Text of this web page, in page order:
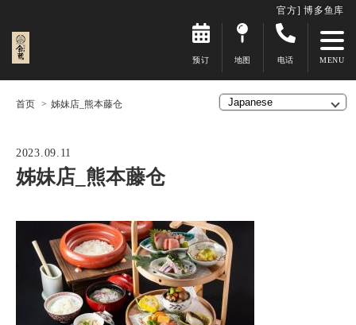
官方] 博多鱼库
预订 地图 电话
首页 姊妹店_熊本藤仓
2023.09.11
姊妹店_熊本藤仓